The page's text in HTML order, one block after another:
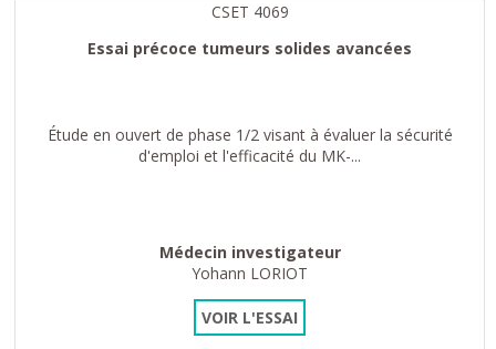
CSET 4069
Essai précoce tumeurs solides avancées
Étude en ouvert de phase 1/2 visant à évaluer la sécurité
d'emploi et l'efficacité du MK-...
Médecin investigateur
Yohann LORIOT
VOIR L'ESSAI